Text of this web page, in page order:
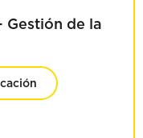
Gestión de la